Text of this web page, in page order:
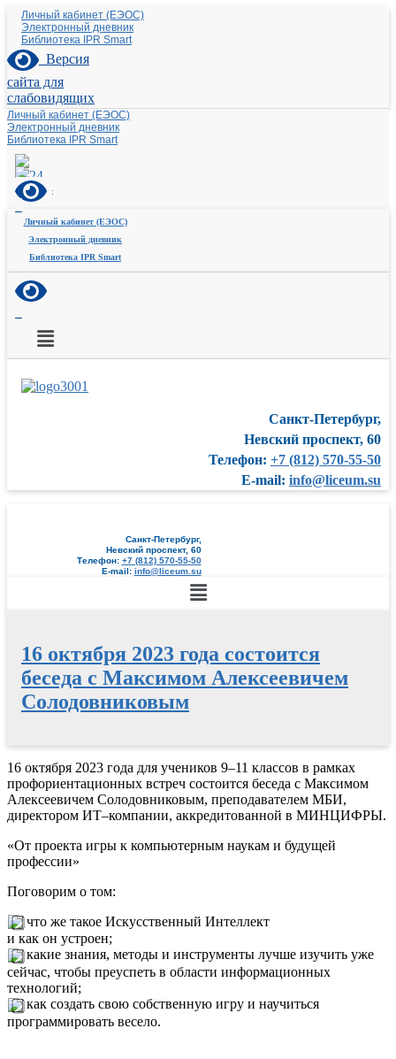
Личный кабинет (ЕЭОС)
Электронный дневник
Библиотека IPR Smart
Версия
сайта для
слабовидящих
Личный кабинет (ЕЭОС)
Электронный дневник
Библиотека IPR Smart
Личный кабинет (ЕЭОС)
Электронный дневник
Библиотека IPR Smart
Меню
Санкт-Петербург,
Невский проспект, 60
Телефон: +7 (812) 570-55-50
E-mail: info@liceum.su
Санкт-Петербург,
Невский проспект, 60
Телефон: +7 (812) 570-55-50
E-mail: info@liceum.su
Меню
16 октября 2023 года состоится
беседа с Максимом Алексеевичем
Солодовниковым
Перейти
к
содержимому
16 октября 2023 года для учеников 9–11 классов в рамках
профориентационных встреч состоится беседа с Максимом
Алексеевичем Солодовниковым, преподавателем МБИ,
директором ИТ–компании, аккредитованной в МИНЦИФРЫ.
«От проекта игры к компьютерным наукам и будущей
профессии»
Поговорим о том:
что же такое Искусственный Интеллект
и как он устроен;
какие знания, методы и инструменты лучше изучить уже
сейчас, чтобы преуспеть в области информационных
технологий;
как создать свою собственную игру и научиться
программировать весело.